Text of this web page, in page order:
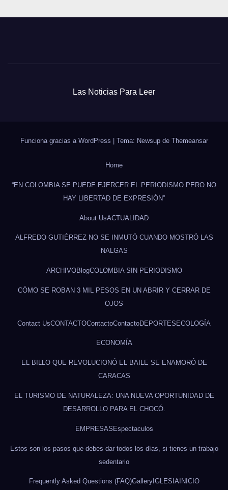
Las Noticias Para Leer
Funciona gracias a WordPress | Tema: Newsup de Themeansar
Home
“EN COLOMBIA SE PUEDE EJERCER EL PERIODISMO PERO NO
HAY LIBERTAD DE EXPRESIÓN”
About UsACTUALIDAD
ALFREDO GUTIÉRREZ NO SE INMUTÓ CUANDO MOSTRÓ LAS
NALGAS
ARCHIVOBlogCOLOMBIA SIN PERIODISMO
CÓMO SE ROBAN 3 MIL PESOS EN UN ABRIR Y CERRAR DE
OJOS
Contact UsCONTACTOContactoContactoDEPORTESECOLOGÍA
ECONOMÍA
EL BILLO QUE REVOLUCIONÓ EL BAILE SE ENAMORÓ DE
CARACAS
EL TURISMO DE NATURALEZA: UNA NUEVA OPORTUNIDAD DE
DESARROLLO PARA EL CHOCÓ.
EMPRESAS Espectaculos
Estos son los pasos que debes dar todos los días, si tienes un trabajo
sedentario
Frequently Asked Questions (FAQ)GalleryIGLESIAINICIO